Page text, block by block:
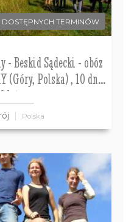
DOSTĘPNYCH TERMINÓW
- Beskid Sądecki - obóz
(Góry, Polska) , 10 dni
lat
Polska